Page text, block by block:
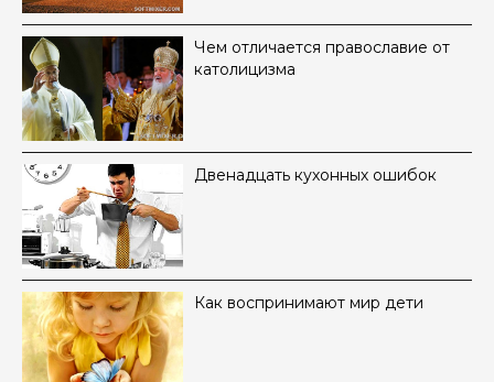
Чем отличается православие от
католицизма
Двенадцать кухонных ошибок
Как воспринимают мир дети